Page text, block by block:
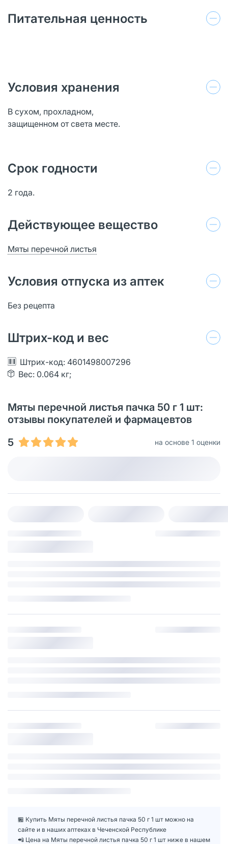
Питательная ценность
Условия хранения
В сухом, прохладном,
защищенном от света месте.
Срок годности
2 года.
Действующее вещество
Мяты перечной листья
Условия отпуска из аптек
Без рецепта
Штрих-код и вес
Штрих-код: 4601498007296
Вес: 0.064 кг;
Мяты перечной листья пачка 50 г 1 шт:
отзывы покупателей и фармацевтов
5
на основе 1 оценки
🏪 Купить Мяты перечной листья пачка 50 г 1 шт можно на
сайте и в наших аптеках в Чеченской Республике
📲 Цена на Мяты перечной листья пачка 50 г 1 шт ниже в нашем